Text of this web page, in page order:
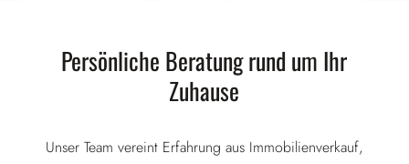
Persönliche Beratung rund um Ihr
Zuhause
Unser Team vereint Erfahrung aus Immobilienverkauf,